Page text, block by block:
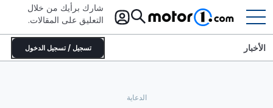
شارك برأيك من خلال
التعليق على المقالات.
تسجيل / تسجيل الدخول الأخبار